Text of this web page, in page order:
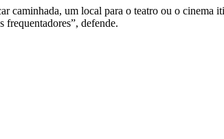
caminhada, um local para o teatro ou o
frequentadores”, defende.